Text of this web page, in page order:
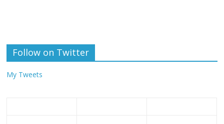
Follow on Twitter
My Tweets